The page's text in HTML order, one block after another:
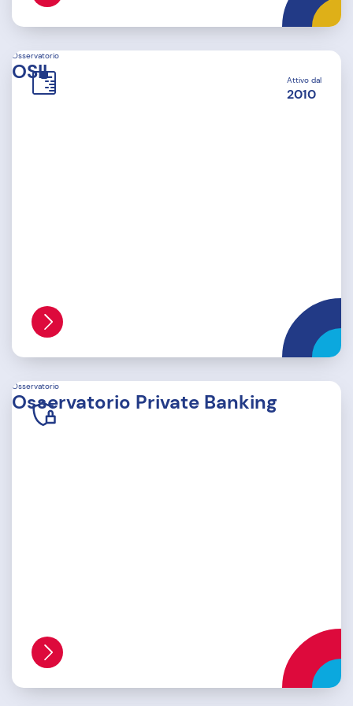
Attivo dal
2010
Osservatorio
OSIL
Osservatorio
Osservatorio Private Banking